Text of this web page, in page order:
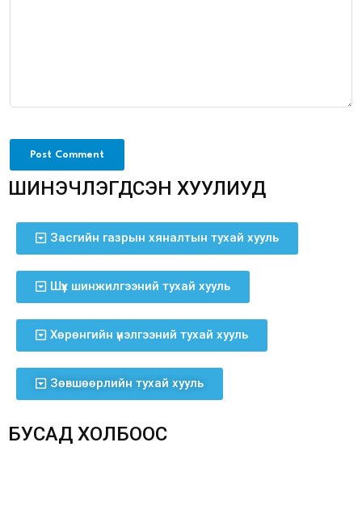
ШИНЭЧЛЭГДСЭН ХУУЛИУД
Засгийн газрын хяналтын тухай хууль
Шүүх шинжилгээний тухай хууль
Хөрөнгийн үнэлгээний тухай хууль
Зөвшөөрлийн тухай хууль
БУСАД ХОЛБООС